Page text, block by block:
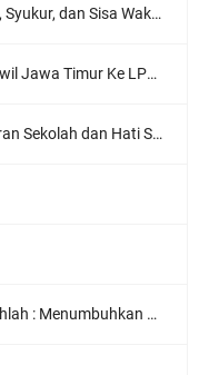
dan Sisa Waktu Kita
Ke LPQ Wardatul Ishlah
dan Hati Seorang Murid
yang Berkarakter dan Berdaya Guna